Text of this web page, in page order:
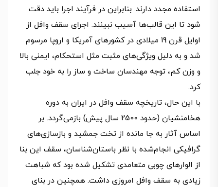
استفاده مجدد دارند. بنابراین در فرآیند اجرا باید دقت
شود تا این قالب‌ها آسیب نبینند. اجرای سقف وافل از
اوایل قرن 19 میلادی در کشورهای آمریکا و اروپا مرسوم
شد و به دلیل ویژگی‌های مثبت مثل استحکام، ایمنی بالا
و وزن کم، توجه مهندسان ساخت و ساز را به خود جلب
کرد.
با این حال، تاریخچه سقف وافل در ایران به دوره
هخامنشیان (حدود 2500 سال پیش) بازمی‌گردد. بر
اساس آثار به جا مانده از تخت جمشید و بازسازی‌های
گرافیکی انجام‌شده با نظر باستان‌شناسان، سقف این بنا
از الوارهای چوبی متعامدی تشکیل شده بود که شباهت
زیادی به سقف وافل امروزی داشت. همچنین در بنای